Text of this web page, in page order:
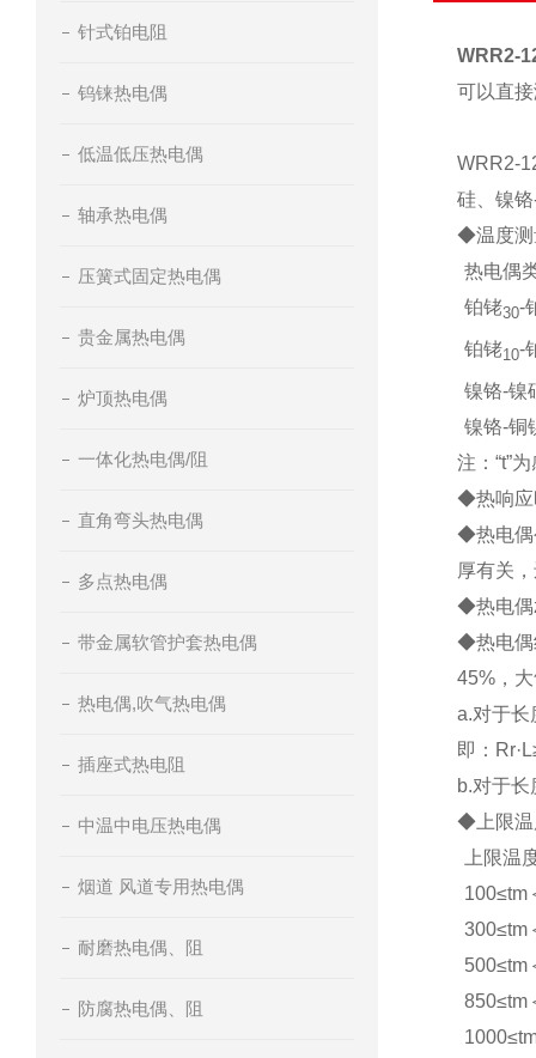
针式铂电阻
钨铼热电偶
低温低压热电偶
轴承热电偶
压簧式固定热电偶
贵金属热电偶
炉顶热电偶
一体化热电偶/阻
直角弯头热电偶
多点热电偶
带金属软管护套热电偶
热电偶,吹气热电偶
插座式热电阻
中温中电压热电偶
烟道 风道专用热电偶
耐磨热电偶、阻
防腐热电偶、阻
WRR2-
可以直
WRR2-
硅、镍
◆温度测
热电偶
铂铑30-
铂铑10-
镍铬-镍
镍铬-铜
注：“t”
◆热响应
◆热电偶
厚有关
◆热电偶
◆热电偶
45%，
a.对于长
即：
b.对于
◆上限温
上限温
100≤tm
300≤tm
500≤tm
850≤tm